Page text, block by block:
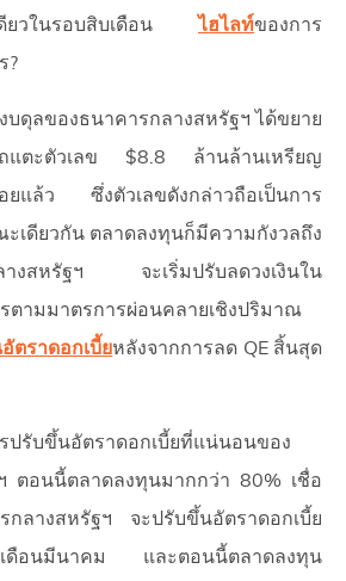
ดียวในรอบสิบเดือนไฮไลท์ของการ
?
ลของธนาคารกลางสหรัฐฯ ได้ขยาย
ถแตะตัวเลข $8.8 ล้านล้านเหรียญ
อยแล้ว ซึ่งตัวเลขดังกล่าวถือเป็นการ
เดียวกัน ตลาดลงทุนก็มีความกังวลถึง
ลางสหรัฐฯ จะเริ่มปรับลดวงเงินใน
ตามมาตรการผ่อนคลายเชิงปริมาณ
ตราดอกเบี้ยหลังจากการลด QE สิ้นสุด
ปรับขึ้นอัตราดอกเบี้ยที่แน่นอนของ
ตอนนี้ตลาดลงทุนมากกว่า 80% เชื่อ
กลางสหรัฐฯ จะปรับขึ้นอัตราดอกเบี้ย
นเดือนมีนาคม และตอนนี้ตลาดลงทุน